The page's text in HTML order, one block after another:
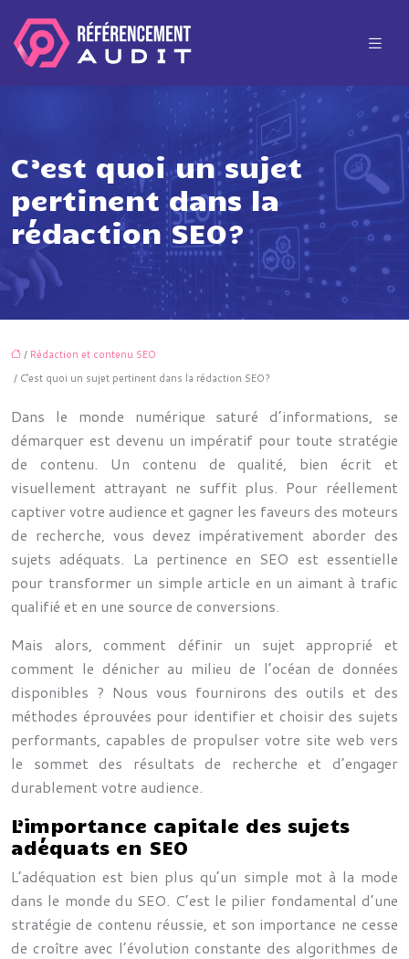
C’est quoi un sujet
pertinent dans la
rédaction SEO?
/ Rédaction et contenu SEO
/ C’est quoi un sujet pertinent dans la rédaction SEO?
Dans le monde numérique saturé d’informations, se
démarquer est devenu un impératif pour toute stratégie
de contenu. Un contenu de qualité, bien écrit et
visuellement attrayant ne suffit plus. Pour réellement
captiver votre audience et gagner les faveurs des moteurs
de recherche, vous devez impérativement aborder des
sujets adéquats. La pertinence en SEO est essentielle
pour transformer un simple article en un aimant à trafic
qualifié et en une source de conversions.
Mais alors, comment définir un sujet approprié et
comment le dénicher au milieu de l’océan de données
disponibles ? Nous vous fournirons des outils et des
méthodes éprouvées pour identifier et choisir des sujets
performants, capables de propulser votre site web vers
le sommet des résultats de recherche et d’engager
durablement votre audience.
L’importance capitale des sujets
adéquats en SEO
L’adéquation est bien plus qu’un simple mot à la mode
dans le monde du SEO. C’est le pilier fondamental d’une
stratégie de contenu réussie, et son importance ne cesse
de croître avec l’évolution constante des algorithmes de